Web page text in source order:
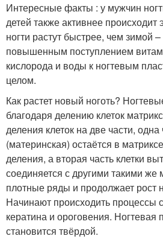
Интересные факты : у мужчин
детей также активнее происходит
ногти растут быстрее, чем зимой
повышенным поступлением
кислорода и воды к ногтевым
целом.
Как растет новый ноготь?
благодаря делению клеток
деления клеток на две части, одна
(материнская) остаётся в
деления, а вторая часть клетки
соединяется с другими такими
плотные ряды и продолжает рост
Начинают происходить процессы
кератина и ороговения. Ногтевая
становится твёрдой.